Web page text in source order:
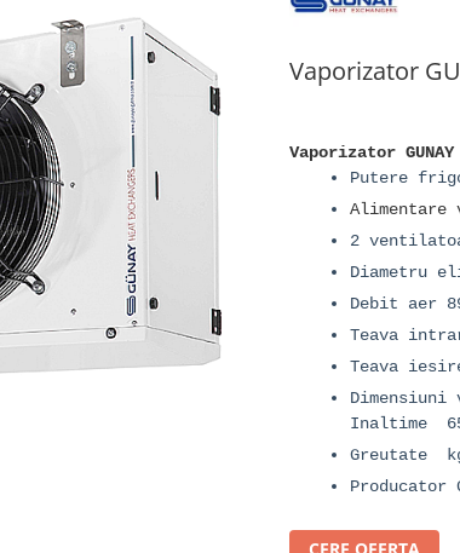
Vaporizator
Vaporizator
Putere
2
Diametru
Debit aer
Teava
Teava
Dimensiuni
Inaltime
Greutate
Producator